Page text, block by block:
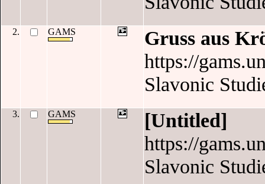
2. GAMS
Gruss aus
https://
Slavonic
3. GAMS
[Untitled]
https://
Slavonic